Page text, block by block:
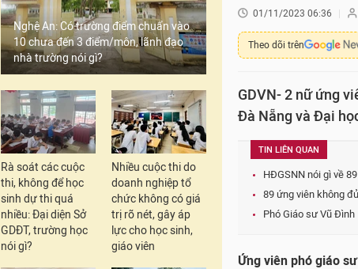
Nghệ An: Có trường điểm chuẩn vào
10 chưa đến 3 điểm/môn, lãnh đạo
nhà trường nói gì?
Rà soát các cuộc
thi, không để học
sinh dự thi quá
nhiều: Đại diện Sở
GDĐT, trường học
nói gì?
Nhiều cuộc thi do
doanh nghiệp tổ
chức không có giá
trị rõ nét, gây áp
lực cho học sinh,
giáo viên
01/11/2023 06:36
Theo dõi trên
GDVN- 2 nữ ứng
Đà Nẵng và Đại
TIN LIÊN QUAN
HĐGSNN nói gì về
89 ứng viên không
Phó Giáo sư Vũ
Ứng viên phó giáo